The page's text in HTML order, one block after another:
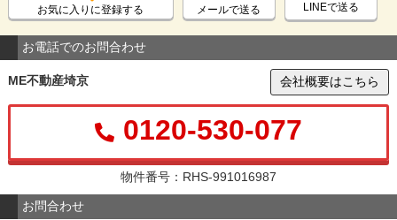
お気に入りに登録する メールで送る LINEで送る
お電話でのお問合わせ
ME不動産埼京 会社概要はこちら
0120-530-077
物件番号：RHS-991016987
お問合わせ